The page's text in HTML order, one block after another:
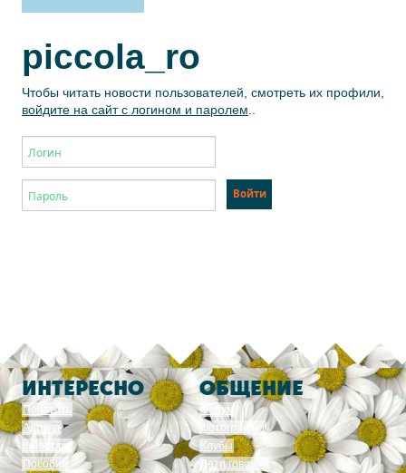
piccola_ro
Чтобы читать новости пользователей, смотреть их профили,
войдите на сайт с логином и паролем
ИНТЕРЕСНО
Почитать
Адреса
Конкурсы
Пособия
ОБЩЕНИЕ
Форум
Фотографии
Клубы
Дети говорят